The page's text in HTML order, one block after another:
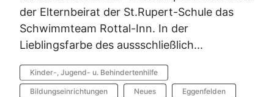
der Elternbeirat der St.Rupert-Schule das
Schwimmteam Rottal-Inn. In der
Lieblingsfarbe des aussschließlich...
Kinder-, Jugend- u. Behindertenhilfe
Bildungseinrichtungen Neues Eggenfelden